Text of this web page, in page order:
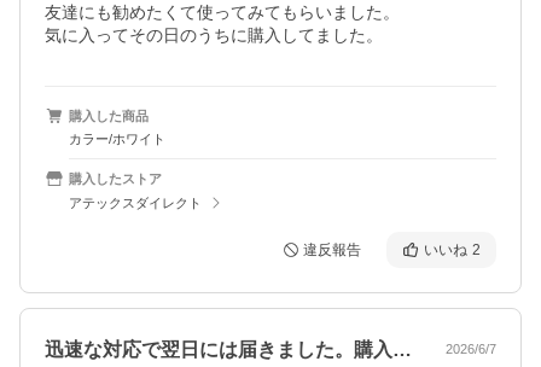
友達にも勧めたくて使ってみてもらいました。
気に入ってその日のうちに購入してました。
購入した商品
カラー/ホワイト
購入したストア
アテックスダイレクト
違反報告 いいね 2
迅速な対応で翌日には届きました。購入の… 2026/6/7